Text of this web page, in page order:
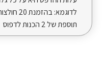
לדוגמא:
תוספת של 2 הכנות לדפוס